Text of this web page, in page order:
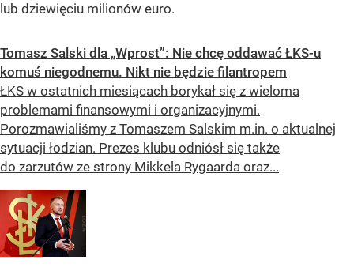
lub dziewięciu milionów euro.
Tomasz Salski dla „Wprost”: Nie chcę oddawać ŁKS-u
komuś niegodnemu. Nikt nie będzie filantropem
ŁKS w ostatnich miesiącach borykał się z wieloma
problemami finansowymi i organizacyjnymi.
Porozmawialiśmy z Tomaszem Salskim m.in. o aktualnej
sytuacji łodzian. Prezes klubu odniósł się także
do zarzutów ze strony Mikkela Rygaarda oraz...